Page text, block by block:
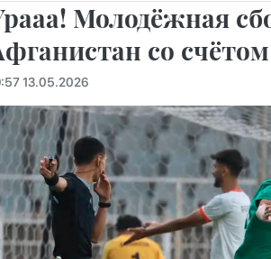
Молодёжная
со счётом
13.05.2026